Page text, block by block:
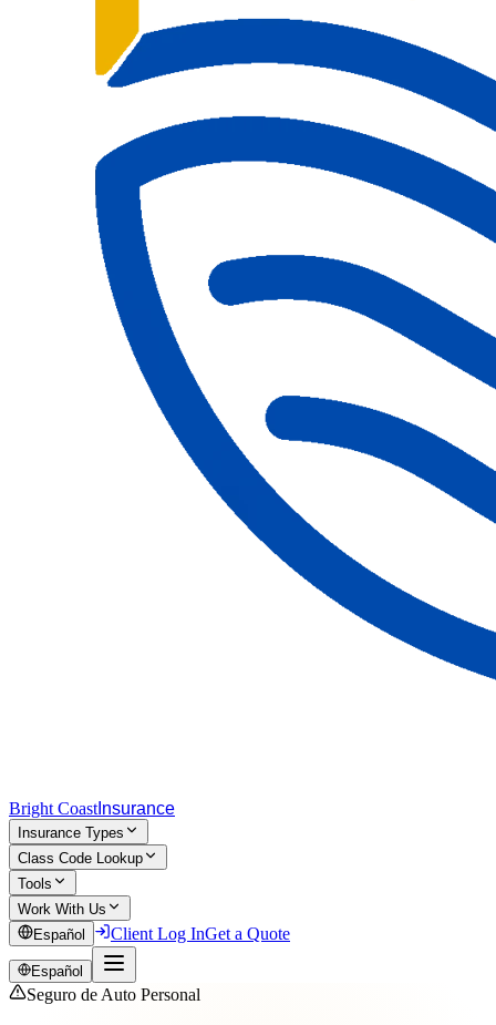
Bright Coast Insurance
Insurance Types
Class Code Lookup
Tools
Work With Us
Español
Client Log InGet a Quote
Español
Seguro de Auto Personal